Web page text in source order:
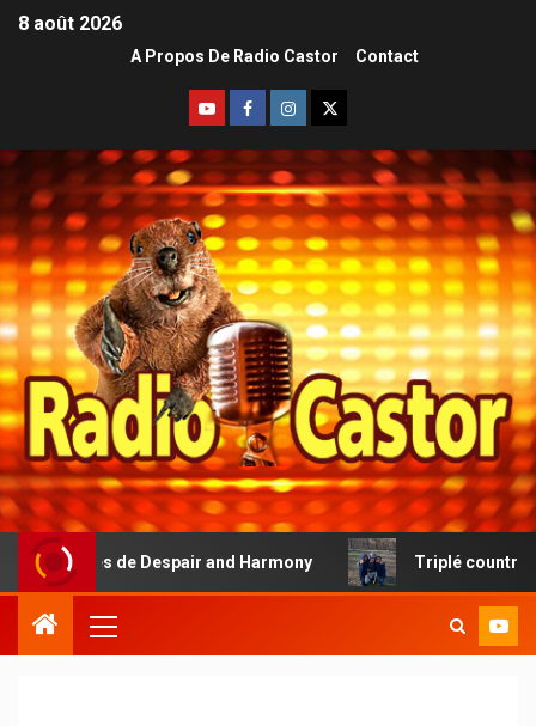
8 août 2026
A Propos De Radio Castor Contact
and Harmony Triplé country pour Christopher